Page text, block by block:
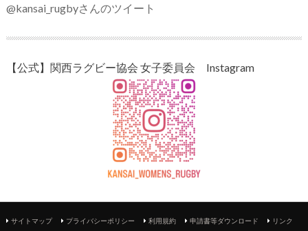
@kansai_rugbyさんのツイート
【公式】関西ラグビー協会 女子委員会 Instagram
サイトマップ プライバシーポリシー 利用規約 申請書等ダウンロード
リンク